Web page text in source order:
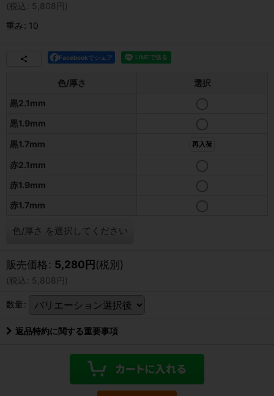
(税込 : 5,808 円 )
重み: 10
Facebookでシェア
色/厚さ
選択
黒2.1mm
黒1.9mm
黒1.7mm
再入荷
赤2.1mm
赤1.9mm
赤1.7mm
色/厚さ を選択してください
販売価格: 5,280 円 (税別)
(税込 : 5,808 円 )
数量:
返品特約に関する重要事項